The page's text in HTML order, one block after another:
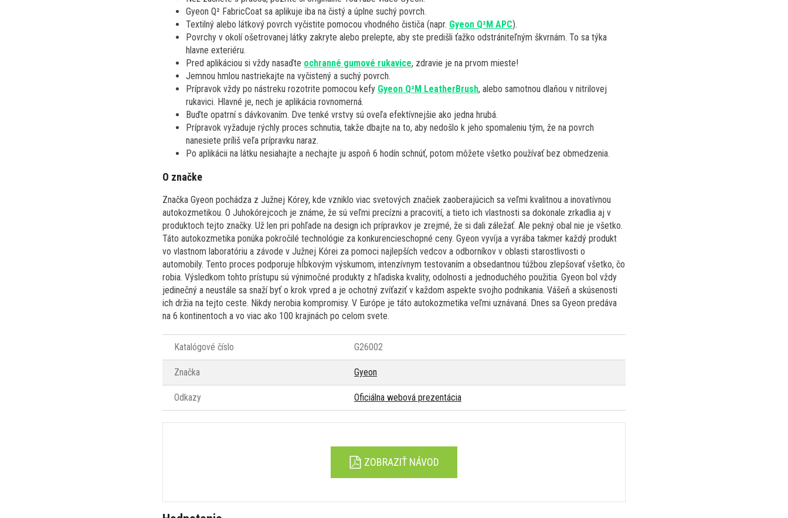
Gyeon Q² FabricCoat sa aplikuje iba na čistý a úplne suchý povrch.
Textilný alebo látkový povrch vyčistite pomocou vhodného čističa (napr. Gyeon Q²M APC).
Povrchy v okolí ošetrovanej látky zakryte alebo prelepte, aby ste predišli ťažko odstrániteľným škvrnám. To sa týka
hlavne exteriéru.
Pred aplikáciou si vždy nasaďte ochranné gumové rukavice, zdravie je na prvom mieste!
Jemnou hmlou nastriekajte na vyčistený a suchý povrch.
Prípravok vždy po nástreku rozotrite pomocou kefy Gyeon Q²M LeatherBrush, alebo samotnou dlaňou v nitrilovej
rukavici. Hlavné je, nech je aplikácia rovnomerná.
Buďte opatrní s dávkovaním. Dve tenké vrstvy sú oveľa efektívnejšie ako jedna hrubá.
Prípravok vyžaduje rýchly proces schnutia, takže dbajte na to, aby nedošlo k jeho spomaleniu tým, že na povrch
nanesiete príliš veľa prípravku naraz.
Po aplikácii na látku nesiahajte a nechajte ju aspoň 6 hodín schnúť, potom môžete všetko používať bez obmedzenia.
O značke
Značka Gyeon pochádza z Južnej Kórey, kde vzniklo viac svetových značiek zaoberajúcich sa veľmi kvalitnou a inovatívnou
autokozmetikou. O Juhokórejcoch je známe, že sú veľmi precízni a pracovití, a tieto ich vlastnosti sa dokonale zrkadlia aj v
produktoch tejto značky. Už len pri pohľade na design ich prípravkov je zrejmé, že si dali záležať. Ale pekný obal nie je všetko.
Táto autokozmetika ponúka pokročilé technológie za konkurencieschopné ceny. Gyeon vyvíja a vyrába takmer každý produkt
vo vlastnom laboratóriu a závode v Južnej Kórei za pomoci najlepších vedcov a odborníkov v oblasti starostlivosti o
automobily. Tento proces podporuje hĺbkovým výskumom, intenzívnym testovaním a obsedantnou túžbou zlepšovať všetko, čo
robia. Výsledkom tohto prístupu sú výnimočné produkty z hľadiska kvality, odolnosti a jednoduchého použitia. Gyeon bol vždy
jedinečný a neustále sa snaží byť o krok vpred a je ochotný zvíťaziť v každom aspekte svojho podnikania. Vášeň a skúsenosti
ich držia na tejto ceste. Nikdy nerobia kompromisy. V Európe je táto autokozmetika veľmi uznávaná. Dnes sa Gyeon predáva
na 6 kontinentoch a vo viac ako 100 krajinách po celom svete.
Katalógové číslo G26002
Značka Gyeon
Odkazy Oficiálna webová prezentácia
ZOBRAZIŤ NÁVOD